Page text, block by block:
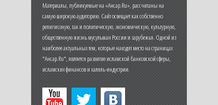
Материалы, публикуемые на «Ансар.Ru», рассчитаны на
самую широкую аудиторию. Сайт освещает как собственно
религиозную, так и политическую, экономическую, культурную,
общественную жизнь мусульман России и зарубежья. Одной из
наиболее актуальных тем, которые находят место на страницах
"Ансар.Ru", является развитие исламской банковской сферы,
исламских финансов и халяль-индустрии.